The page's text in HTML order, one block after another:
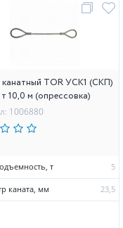
TOR УСК1 (СКП)
10,0 м (опрессовка)
1006880
т 5
каната, мм 23,5